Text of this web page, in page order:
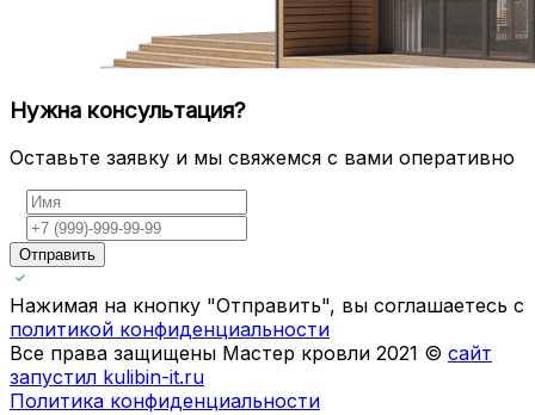
Нужна консультация?
Оставьте заявку и мы свяжемся с вами оперативно
Отправить
Нажимая на кнопку "Отправить", вы соглашаетесь с
политикой конфиденциальности
Все права защищены Мастер кровли 2021 © сайт
запустил kulibin-it.ru
Политика конфиденциальности